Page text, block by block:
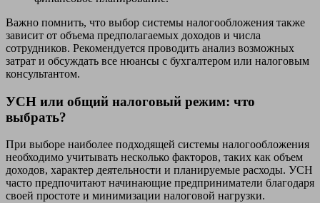
Важно помнить, что выбор системы налогообложения также
зависит от объема предполагаемых доходов и числа
сотрудников. Рекомендуется проводить анализ возможных
затрат и обсуждать все нюансы с бухгалтером или налоговым
консультантом.
УСН или общий налоговый режим: что
выбрать?
При выборе наиболее подходящей системы налогообложения
необходимо учитывать несколько факторов, таких как объем
доходов, характер деятельности и планируемые расходы. УСН
часто предпочитают начинающие предприниматели благодаря
своей простоте и минимизации налоговой нагрузки.